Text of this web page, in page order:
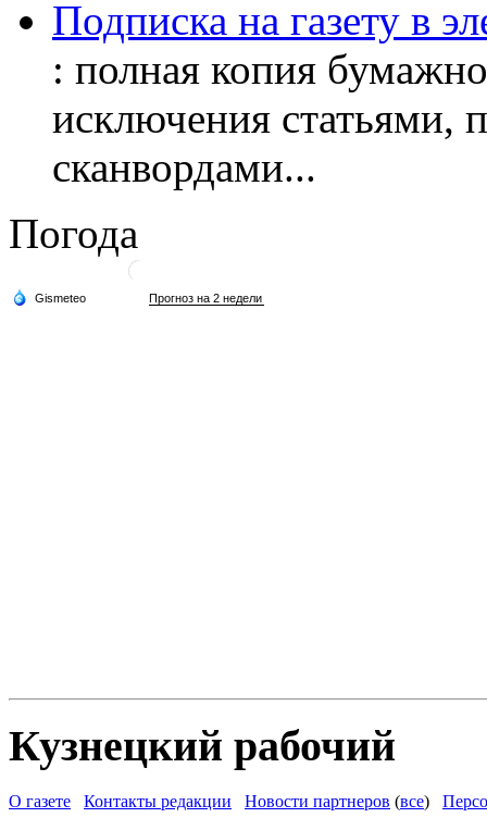
Подписка на газету в
: полная копия
исключения статьями,
сканвордами...
Погода
Кузнецкий рабочий
О газете Контакты редакции Новости партнеров (все)